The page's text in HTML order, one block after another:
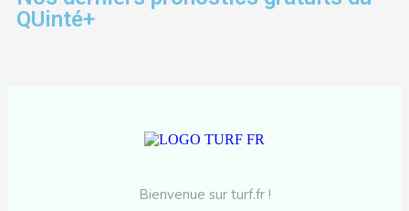
QUinté+
Bienvenue sur turf.fr !